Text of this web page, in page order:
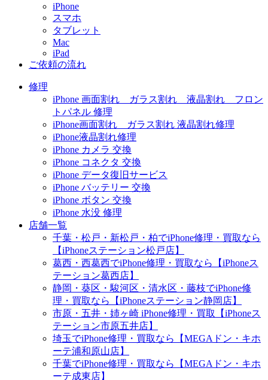
iPhone
スマホ
タブレット
Mac
iPad
ご依頼の流れ
修理
iPhone 画面割れ ガラス割れ 液晶割れ フロン
トパネル 修理
iPhone画面割れ ガラス割れ 液晶割れ修理
iPhone液晶割れ修理
iPhone カメラ 交換
iPhone コネクタ 交換
iPhone データ復旧サービス
iPhone バッテリー 交換
iPhone ボタン 交換
iPhone 水没 修理
店舗一覧
千葉・松戸・新松戸・柏でiPhone修理・買取なら
【iPhoneステーション松戸店】
葛西・西葛西でiPhone修理・買取なら【iPhoneス
テーション葛西店】
静岡・葵区・駿河区・清水区・藤枝でiPhone修
理・買取なら【iPhoneステーション静岡店】
市原・五井・姉ヶ崎 iPhone修理・買取【iPhoneス
テーション市原五井店】
埼玉でiPhone修理・買取なら【MEGAドン・キホ
ーテ浦和原山店】
千葉でiPhone修理・買取なら【MEGAドン・キホ
ーテ成東店】